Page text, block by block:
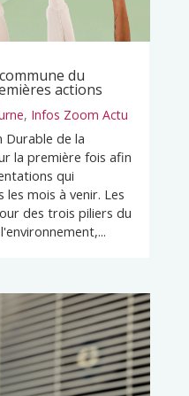
du
actions
, Infos Zoom Actu
Durable de la
la première fois afin
qui
mois à venir. Les
des trois piliers du